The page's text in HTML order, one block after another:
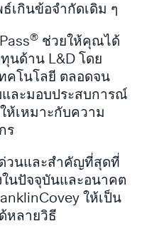
เกินข้อจำกัดเดิม ๆ
® ช่วยให้คุณได้
นด้าน L&D โดย
คโนโลยี ตลอดจน
ละมอบประสบการณ์
ห้เหมาะกับความ
ร
วนและสำคัญที่สุดที่
นปัจจุบันและอนาคต
ให้เป็น
หลายวิธี